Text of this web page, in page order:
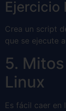
Ejercicio
Crea un script
que se ejecute
5.
Linux
Es fácil caer en